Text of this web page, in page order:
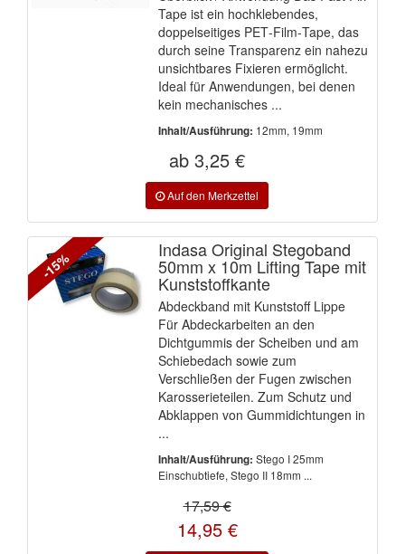
Tape ist ein hochklebendes,
doppelseitiges PET‑Film‑Tape, das
durch seine Transparenz ein nahezu
unsichtbares Fixieren ermöglicht.
Ideal für Anwendungen, bei denen
kein mechanisches ...
Inhalt/Ausführung: 12mm, 19mm
ab 3,25 €
Indasa Original Stegoband
50mm x 10m Lifting Tape mit
Kunststoffkante
Abdeckband mit Kunststoff Lippe
Für Abdeckarbeiten an den
Dichtgummis der Scheiben und am
Schiebedach sowie zum
Verschließen der Fugen zwischen
Karosserieteilen. Zum Schutz und
Abklappen von Gummidichtungen in
...
Inhalt/Ausführung: Stego I 25mm
Einschubtiefe, Stego II 18mm ...
17,59 €
14,95 €
-15%